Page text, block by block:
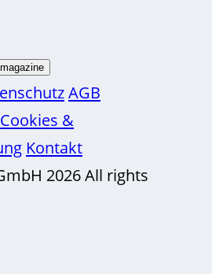
AGB
Cookies &
Kontakt
2026 All rights